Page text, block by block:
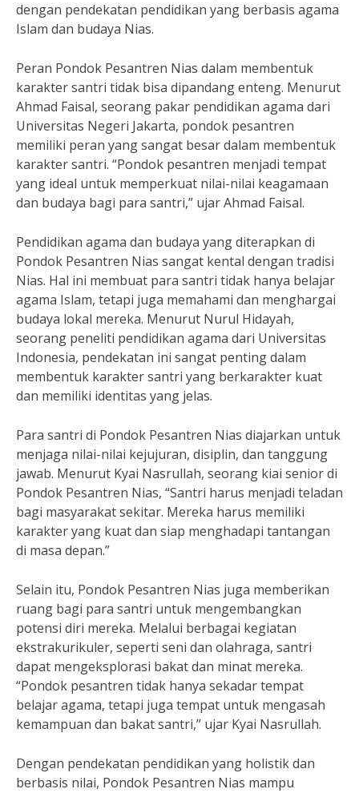
dengan pendekatan pendidikan yang berbasis agama
Islam dan budaya Nias.
Peran Pondok Pesantren Nias dalam membentuk
karakter santri tidak bisa dipandang enteng. Menurut
Ahmad Faisal, seorang pakar pendidikan agama dari
Universitas Negeri Jakarta, pondok pesantren
memiliki peran yang sangat besar dalam membentuk
karakter santri. “Pondok pesantren menjadi tempat
yang ideal untuk memperkuat nilai-nilai keagamaan
dan budaya bagi para santri,” ujar Ahmad Faisal.
Pendidikan agama dan budaya yang diterapkan di
Pondok Pesantren Nias sangat kental dengan tradisi
Nias. Hal ini membuat para santri tidak hanya belajar
agama Islam, tetapi juga memahami dan menghargai
budaya lokal mereka. Menurut Nurul Hidayah,
seorang peneliti pendidikan agama dari Universitas
Indonesia, pendekatan ini sangat penting dalam
membentuk karakter santri yang berkarakter kuat
dan memiliki identitas yang jelas.
Para santri di Pondok Pesantren Nias diajarkan untuk
menjaga nilai-nilai kejujuran, disiplin, dan tanggung
jawab. Menurut Kyai Nasrullah, seorang kiai senior di
Pondok Pesantren Nias, “Santri harus menjadi teladan
bagi masyarakat sekitar. Mereka harus memiliki
karakter yang kuat dan siap menghadapi tantangan
di masa depan.”
Selain itu, Pondok Pesantren Nias juga memberikan
ruang bagi para santri untuk mengembangkan
potensi diri mereka. Melalui berbagai kegiatan
ekstrakurikuler, seperti seni dan olahraga, santri
dapat mengeksplorasi bakat dan minat mereka.
“Pondok pesantren tidak hanya sekadar tempat
belajar agama, tetapi juga tempat untuk mengasah
kemampuan dan bakat santri,” ujar Kyai Nasrullah.
Dengan pendekatan pendidikan yang holistik dan
berbasis nilai, Pondok Pesantren Nias mampu